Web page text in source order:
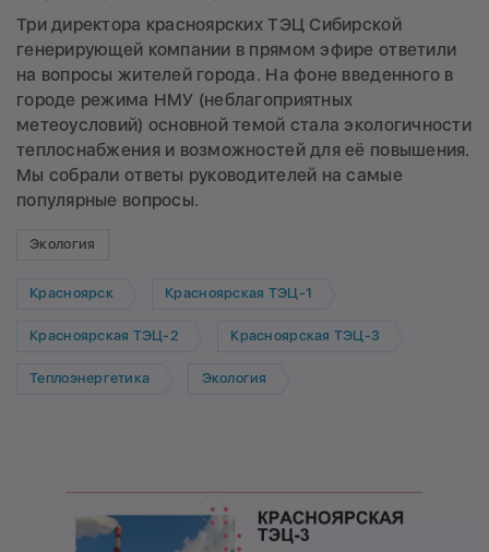
Три директора красноярских ТЭЦ Сибирской
генерирующей компании в прямом эфире ответили
на вопросы жителей города. На фоне введенного в
городе режима НМУ (неблагоприятных
метеоусловий) основной темой стала экологичности
теплоснабжения и возможностей для её повышения.
Мы собрали ответы руководителей на самые
популярные вопросы.
Экология
Красноярск Красноярская ТЭЦ-1
Красноярская ТЭЦ-2 Красноярская ТЭЦ-3
Теплоэнергетика Экология